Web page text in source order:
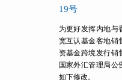
19号
为更好发挥内地与
宽互认基金客地销
资基金跨境发行销
国家外汇管理局公
如下修改。